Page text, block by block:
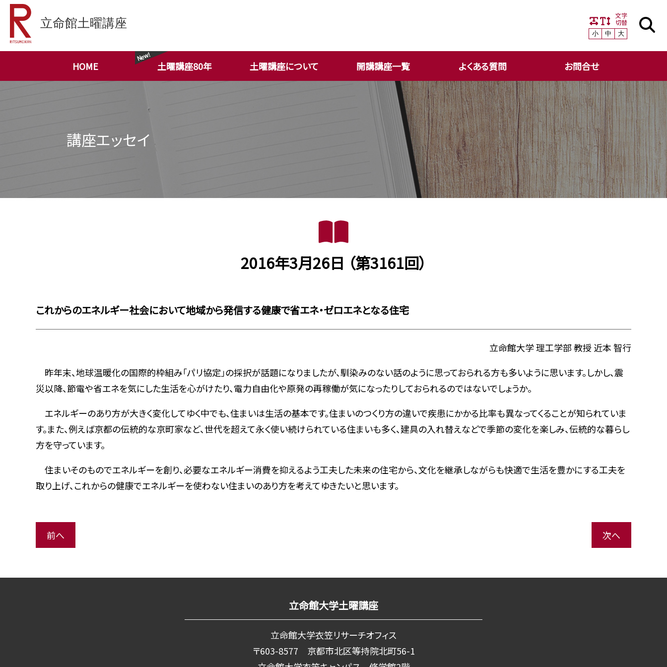
文字
切替
小 中 大
HOME 土曜講座80年 土曜講座について 開講講座一覧 よくある質問 お問合せ
講座エッセイ
2016年3月26日 （第3161回）
これからのエネルギー社会において地域から発信する健康で省エネ・ゼロエネとなる住宅
立命館大学 理工学部 教授 近本 智行
昨年末、地球温暖化の国際的枠組み「パリ協定」の採択が話題になりましたが、馴染みのない話のように思っておられる方も多いように思います。しかし、震
災以降、節電や省エネを気にした生活を心がけたり、電力自由化や原発の再稼働が気になったりしておられるのではないでしょうか。
エネルギーのあり方が大きく変化してゆく中でも、住まいは生活の基本です。住まいのつくり方の違いで疾患にかかる比率も異なってくることが知られていま
す。また、例えば京都の伝統的な京町家など、世代を超えて永く使い続けられている住まいも多く、建具の入れ替えなどで季節の変化を楽しみ、伝統的な暮らし
方を守っています。
住まいそのものでエネルギーを創り、必要なエネルギー消費を抑えるよう工夫した未来の住宅から、文化を継承しながらも快適で生活を豊かにする工夫を
取り上げ、これからの健康でエネルギーを使わない住まいのあり方を考えてゆきたいと思います。
前へ 次へ
立命館大学土曜講座
立命館大学衣笠リサーチオフィス
〒603-8577 京都市北区等持院北町56-1